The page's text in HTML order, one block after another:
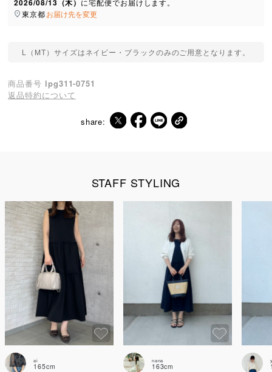
2026/08/13（木）
東京都お届け先を変更
L（MT）サイズはネイビー・ブラックのみのご用意となります。
商品番号 lpg311-0751
返品特約について
share:
STAFF STYLING
ai
165cm
nana
163cm